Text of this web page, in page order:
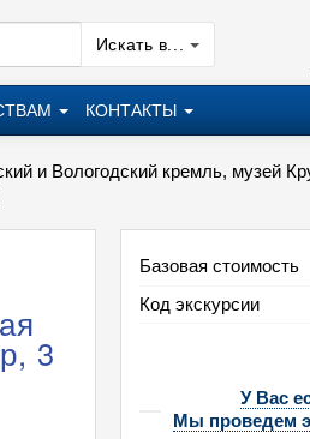
Искать в...
КОНТАКТЫ
и Вологодский кремль, музей
Базовая стоимость
Код экскурсии
У Вас
Мы проведем
3